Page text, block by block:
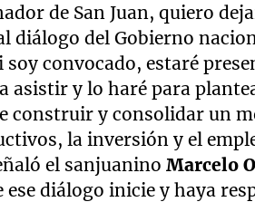
de San Juan, quiero
diálogo del Gobierno
convocado, estaré
a asistir y lo haré para
construir y consolidar un
la inversión y el
el sanjuaninoMarcelo
ese diálogo inicie y haya